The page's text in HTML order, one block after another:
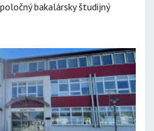
bakalársky študijný